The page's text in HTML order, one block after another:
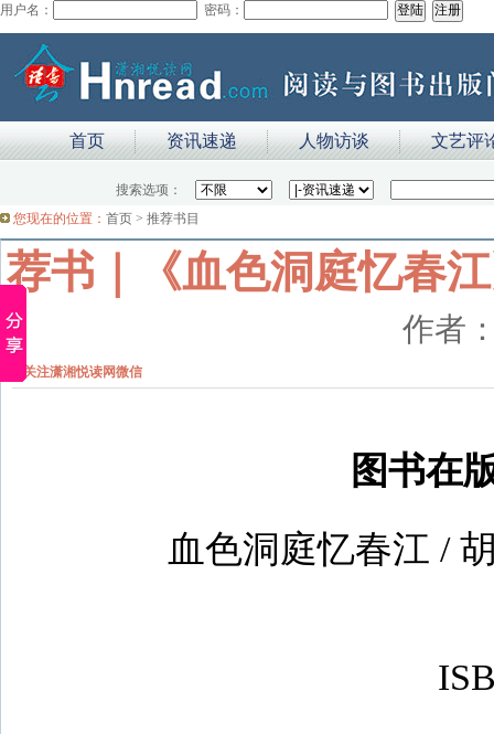
用户名： 密码：
首页 资讯速递 人物访谈 文艺评
搜索选项：
您现在的位置： 首页 > 推荐书目
荐书｜《血色洞庭忆春
作者
关注潇湘悦读网微信
图书在
血色洞庭忆春江 / 胡
ISBN